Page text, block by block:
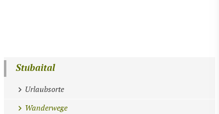
Stubaital
Urlaubsorte
Wanderwege